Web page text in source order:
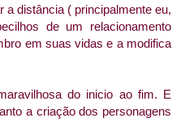
a distância ( principalmente eu,
de um relacionamento
em suas vidas e a modifica
do inicio ao fim. E
a criação dos personagens